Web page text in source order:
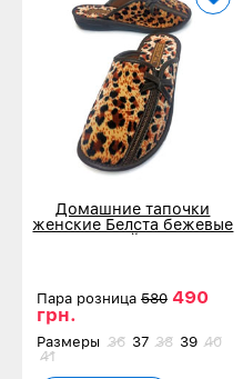
Домашние тапочки
женские Белста бежевые
леопардовый принт 1-28
Пара розница 580 490
грн.
Размеры 36 37 38 39 40
41